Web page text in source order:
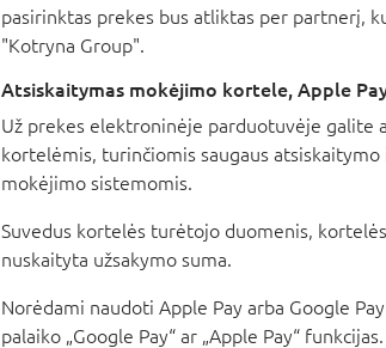
pasirinktas prekes bus atliktas per partnerį,
"Kotryna Group".
Atsiskaitymas mokėjimo kortele, Apple
Už prekes elektroninėje parduotuvėje galite
kortelėmis, turinčiomis saugaus
mokėjimo sistemomis.
Suvedus kortelės turėtojo duomenis,
nuskaityta užsakymo suma.
Norėdami naudoti Apple Pay arba Google
palaiko „Google Pay“ ar „Apple Pay“